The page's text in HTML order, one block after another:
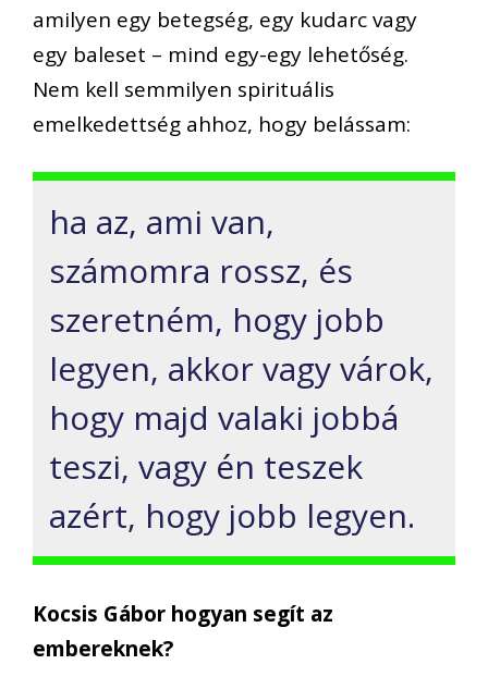
amilyen egy betegség, egy kudarc vagy
egy baleset – mind egy-egy lehetőség.
Nem kell semmilyen spirituális
emelkedettség ahhoz, hogy belássam:
ha az, ami van,
számomra rossz, és
szeretném, hogy jobb
legyen, akkor vagy várok,
hogy majd valaki jobbá
teszi, vagy én teszek
azért, hogy jobb legyen.
Kocsis Gábor hogyan segít az
embereknek?